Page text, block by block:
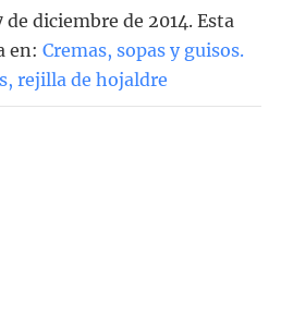
de diciembre de 2014. Esta
en: Cremas, sopas y guisos.
, rejilla de hojaldre